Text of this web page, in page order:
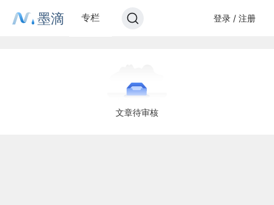
墨滴 专栏 登录 / 注册
文章待审核